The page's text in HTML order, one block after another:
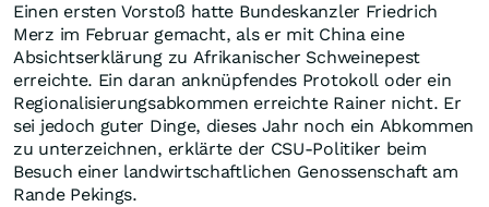
Einen ersten Vorstoß hatte Bundeskanzler Friedrich
Merz im Februar gemacht, als er mit China eine
Absichtserklärung zu Afrikanischer Schweinepest
erreichte. Ein daran anknüpfendes Protokoll oder ein
Regionalisierungsabkommen erreichte Rainer nicht. Er
sei jedoch guter Dinge, dieses Jahr noch ein Abkommen
zu unterzeichnen, erklärte der CSU-Politiker beim
Besuch einer landwirtschaftlichen Genossenschaft am
Rande Pekings.